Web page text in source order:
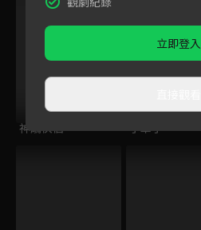
神鵰俠侶 手牽手
立即登入